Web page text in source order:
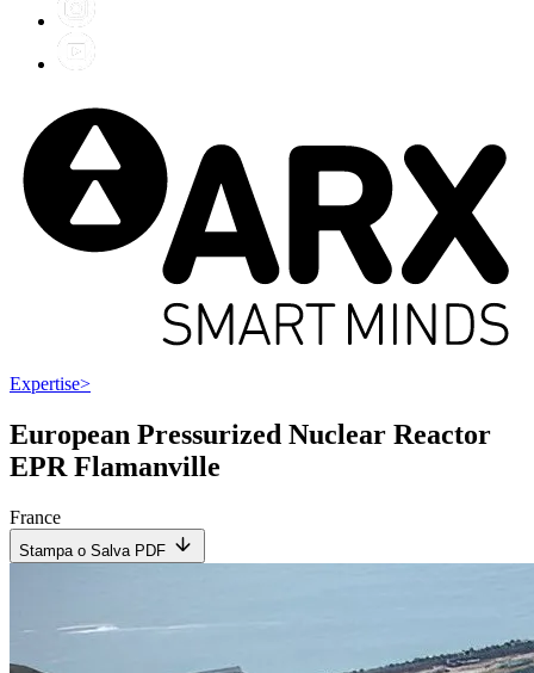
Expertise>
European Pressurized Nuclear Reactor
EPR Flamanville
France
Stampa o Salva PDF